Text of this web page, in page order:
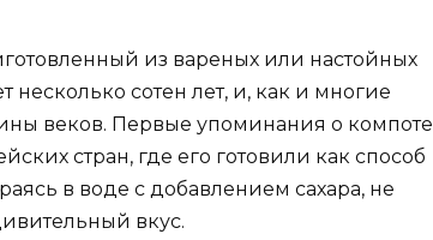
из вареных или настойных
несколько сотен лет, и, как и многие
веков. Первые упоминания о компоте
стран, где его готовили как способ
в воде с добавлением сахара, не
вкус.